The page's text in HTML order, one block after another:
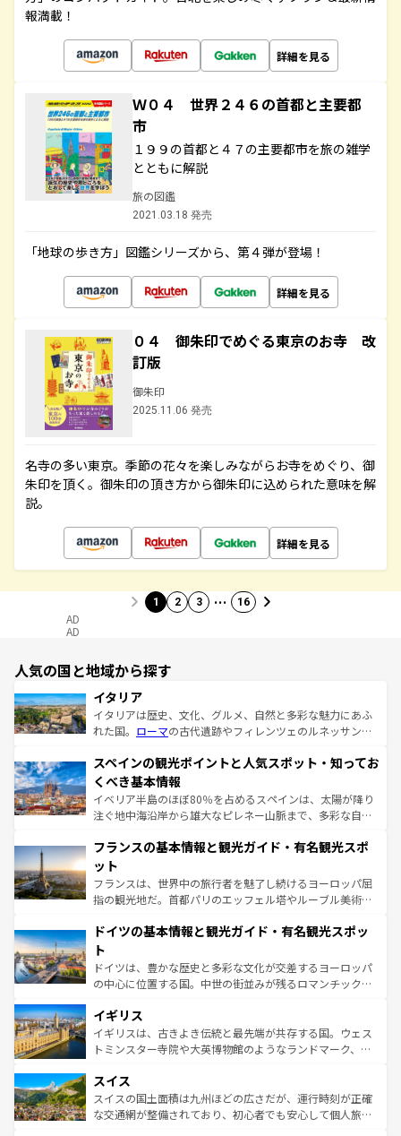
報満載！
詳細を見る
Ｗ０４ 世界２４６の首都と主要都
市
１９９の首都と４７の主要都市を旅の雑学
とともに解説
旅の図鑑
2021.03.18 発売
「地球の歩き方」図鑑シリーズから、第４弾が登場！
詳細を見る
０４ 御朱印でめぐる東京のお寺 改
訂版
御朱印
2025.11.06 発売
名寺の多い東京。季節の花々を楽しみながらお寺をめぐり、御
朱印を頂く。御朱印の頂き方から御朱印に込められた意味を解
説。
詳細を見る
1 2 3 … 16
AD
AD
人気の国と地域から探す
イタリア
イタリアは歴史、文化、グルメ、自然と多彩な魅力にあふ
れた国。 ローマの古代遺跡やフィレンツェのルネッサンス
ろん、トスカーナの美しい田園風景やアマルフィ海岸の絶
景など、自然景観も見逃せない。観光の合間には、本場の
ピザやパスタなど、絶品のイタリア料理を堪能することも
できる。朝目覚めてから夜眠るまで、すべての瞬間を楽し
なお、新着のイタリア情報はコンテンツ一覧を参照してほ
しい。
スペインの観光ポイントと人気スポット・知ってお
くべき基本情報
イベリア半島のほぼ80％を占めるスペインは、太陽が降り
注ぐ地中海沿岸から雄大なピレネー山脈まで、多彩な自然
文化が根付くこの国では、情熱的なフラメンコ、熱気あふ
れる闘牛、そして美味しいタパスが生活の一部となってい
る。首都マドリードの洗練された雰囲気や、バルセロナの
アートに溢れた街角から、地方では古代ローマ遺跡や中世
せる。地方によって風土や気候が異なるスペインはその個
ンテンツ一覧 を参照してほしい。
フランスの基本情報と観光ガイド・有名観光スポ
ット
フランスは、世界中の旅行者を魅了し続けるヨーロッパ屈
指の観光地だ。首都パリのエッフェル塔やルーブル美術館
で、幅広い魅力が詰まっている。華麗な宮殿、歴史的な大
聖堂、美しいビーチ、そして豊かな自然が、訪れる者を心
から魅了する。また、フランスは美食の国としても知ら
れ、フランス料理はユネスコ無形文化遺産にも登録されて
香り高いラベンダー畑など、多彩な楽しみ方が可能だ。さ
らに、パリ以外の地域にも魅力が溢れており、どの街角に
も豊かな歴史と文化が息づいている。パリ以外の個性あふ
を参照してほしい。
ドイツの基本情報と観光ガイド・有名観光スポッ
ト
ドイツは、豊かな歴史と多彩な文化が交差するヨーロッパ
の中心に位置する国。中世の街並みが残るロマンチック街
顔を持つこの国は、どこを歩いても飽きることがない。ベ
ルリンの文化的活気、バイエルン州のアルプスの絶景、そ
してライン川沿いのワイン畑といった風景は必見。ビール
は、お酒好きな人にはぜひ体験してほしい。 なお、新着の
ドイツ情報はコンテンツ一覧を参照してほしい。
イギリス
イギリスは、古きよき伝統と最先端が共存する国。ウェス
トミンスター寺院や大英博物館のようなランドマーク、歴
リアごとに異なる魅力がある。また、優雅なアフタヌーン
ティー、ビール好きにはたまらない英国パブ、サッカー観
戦など、本場だからこそできる体験も豊富。イギリスを旅
スイス
スイスの国土面積は九州ほどの広さだが、運行時刻が正確
な交通網が整備されており、初心者でも安心して個人旅行